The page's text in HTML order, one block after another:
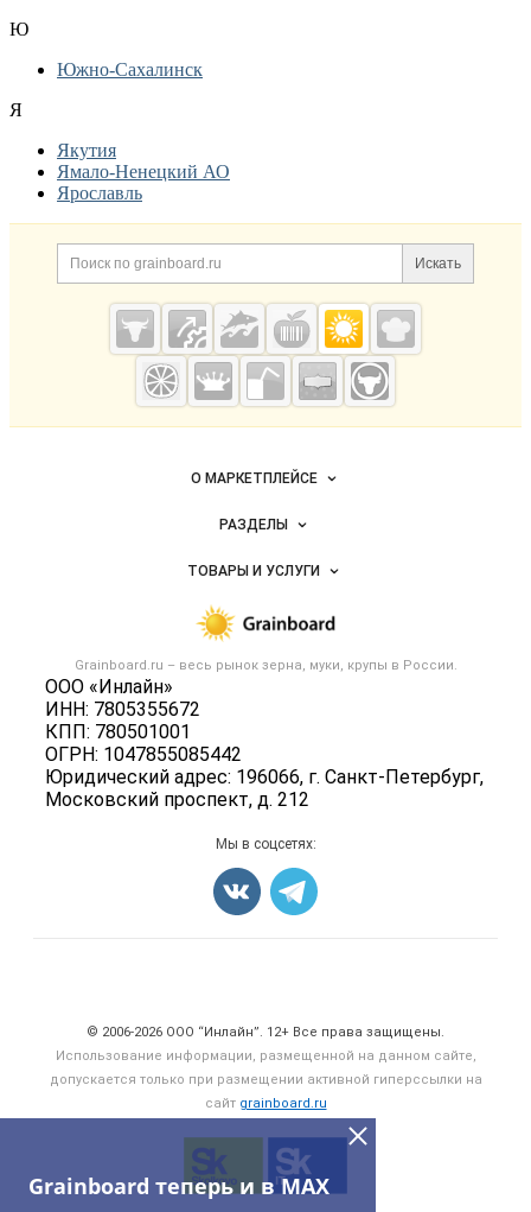
Grainboard теперь и в MAX
Ю
Южно-Сахалинск
Я
Якутия
Ямало-Ненецкий АО
Ярославль
Дополнительная информация
Поиск по сайту и
Искать
Cсылки на полезные проекты
Grainboard.ru
— зерно и
мука
Важные разделы и контакты
Grainboard.ru – весь рынок зерна, муки, крупы в России.
ООО «Инлайн»
ИНН: 7805355672
КПП: 780501001
ОГРН: 1047855085442
Юридический адрес: 196066, г. Санкт-Петербург,
Московский проспект, д. 212
Навигация по сайтуО МАРКЕТПЛЕЙСЕ
Новости Grainboard.ru
Размещение рекламы
Публичная оферта
Контактная информация
Политика обработки персональных данных
РАЗДЕЛЫ
Объявления
Новости рынка
ТОВАРЫ И УСЛУГИ
Мука
Оборудование
Прочее
Карта объявлений
Мы в соцсетях:
© 2006‑2026 ООО “Инлайн”. 12+ Все права защищены.
Использование информации, размещенной на данном сайте,
допускается только при размещении активной гиперссылки на
сайт grainboard.ru